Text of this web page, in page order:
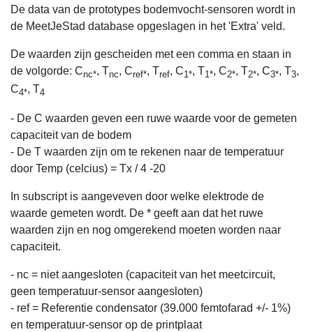
De data van de prototypes bodemvocht-sensoren wordt in
de MeetJeStad database opgeslagen in het 'Extra' veld.
De waarden zijn gescheiden met een comma en staan in
de volgorde: Cnc*, Tnc, Cref*, Tref, C1*, T1*, C2*, T2*, C3*, T3,
C4*, T4
- De C waarden geven een ruwe waarde voor de gemeten
capaciteit van de bodem
- De T waarden zijn om te rekenen naar de temperatuur
door Temp (celcius) = Tx / 4 -20
In subscript is aangeveven door welke elektrode de
waarde gemeten wordt. De * geeft aan dat het ruwe
waarden zijn en nog omgerekend moeten worden naar
capaciteit.
- nc = niet aangesloten (capaciteit van het meetcircuit,
geen temperatuur-sensor aangesloten)
- ref = Referentie condensator (39.000 femtofarad +/- 1%)
en temperatuur-sensor op de printplaat